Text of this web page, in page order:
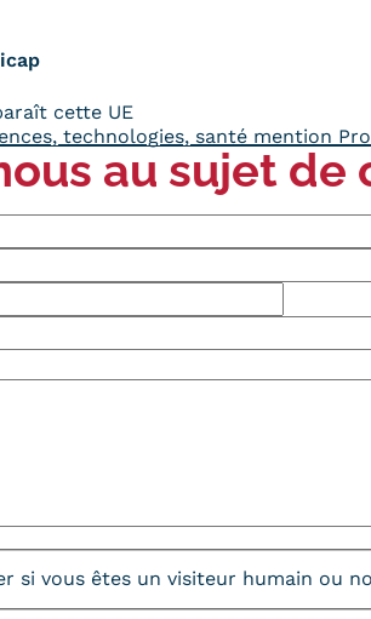
cette UE
technologies, santé mention
au sujet de
si vous êtes un visiteur humain ou